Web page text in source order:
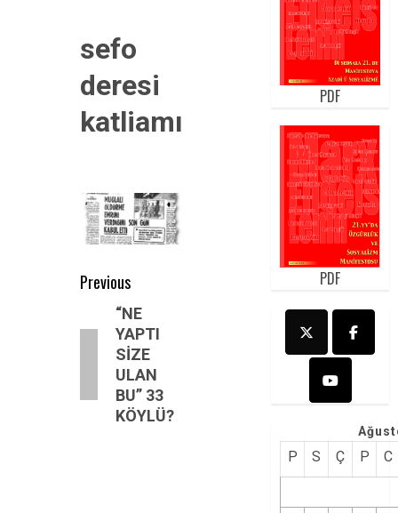
sefo
deresi
katliamı
Post
navigation
Previous
Previous
“NE
YAPTI
SİZE
ULAN
BU” 33
KÖYLÜ?
PDF
PDF
P S Ç P C